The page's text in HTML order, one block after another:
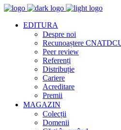
EDITURA
Despre noi
Recunoaștere
Peer review
Referenți
Distribuție
Cariere
Acreditare
Premii
MAGAZIN
Colecții
Domenii